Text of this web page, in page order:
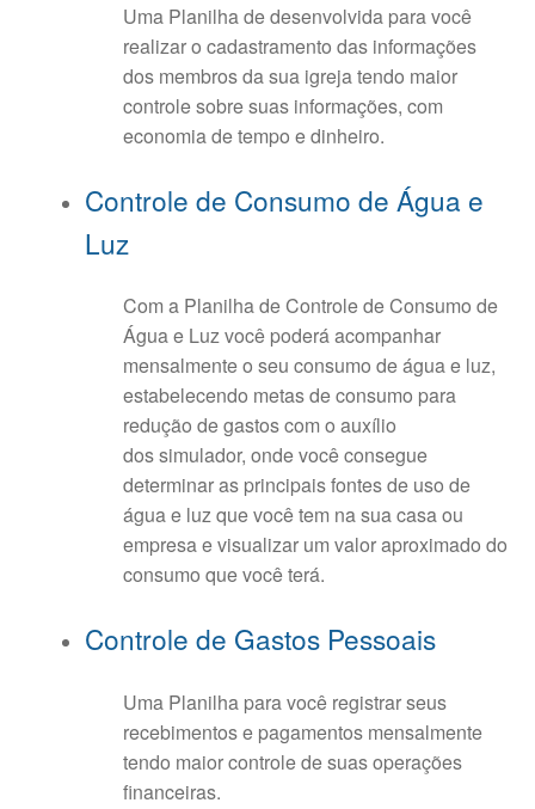
Uma Planilha de desenvolvida para você
realizar o cadastramento das informações
dos membros da sua igreja tendo maior
controle sobre suas informações, com
economia de tempo e dinheiro.
Controle de Consumo de Água e
Luz
Com a Planilha de Controle de Consumo de
Água e Luz você poderá acompanhar
mensalmente o seu consumo de água e luz,
estabelecendo metas de consumo para
redução de gastos com o auxílio
dos simulador, onde você consegue
determinar as principais fontes de uso de
água e luz que você tem na sua casa ou
empresa e visualizar um valor aproximado do
consumo que você terá.
Controle de Gastos Pessoais
Uma Planilha para você registrar seus
recebimentos e pagamentos mensalmente
tendo maior controle de suas operações
financeiras.